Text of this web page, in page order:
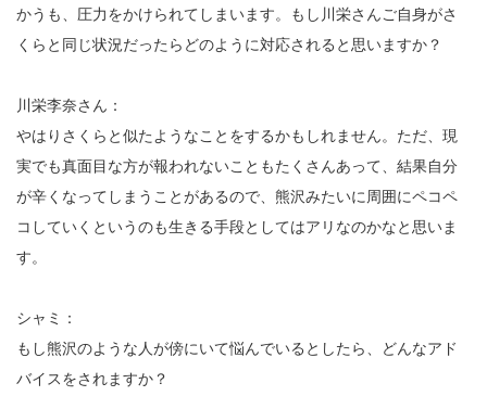
かうも、圧力をかけられてしまいます。もし川栄さんご自身がさ
くらと同じ状況だったらどのように対応されると思いますか？
川栄李奈さん：
やはりさくらと似たようなことをするかもしれません。ただ、現
実でも真面目な方が報われないこともたくさんあって、結果自分
が辛くなってしまうことがあるので、熊沢みたいに周囲にペコペ
コしていくというのも生きる手段としてはアリなのかなと思いま
す。
シャミ：
もし熊沢のような人が傍にいて悩んでいるとしたら、どんなアド
バイスをされますか？